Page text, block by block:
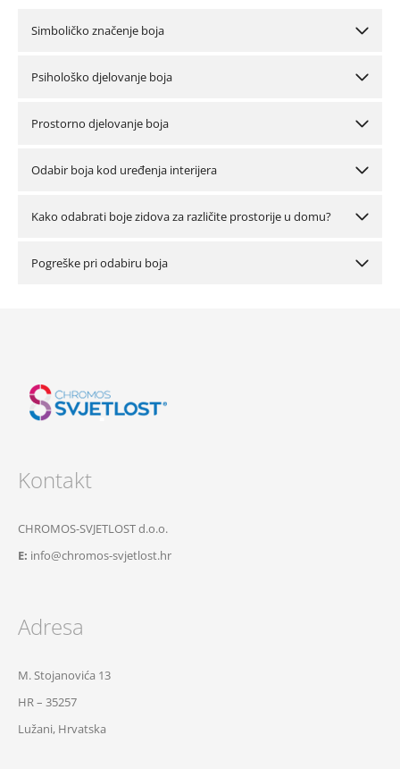
Simboličko značenje boja
Psihološko djelovanje boja
Prostorno djelovanje boja
Odabir boja kod uređenja interijera
Kako odabrati boje zidova za različite prostorije u domu?
Pogreške pri odabiru boja
Kontakt
CHROMOS-SVJETLOST d.o.o.
E: info@chromos-svjetlost.hr
Adresa
M. Stojanovića 13
HR – 35257
Lužani, Hrvatska